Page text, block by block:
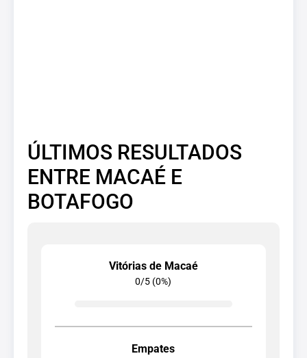
ÚLTIMOS RESULTADOS
ENTRE MACAÉ E
BOTAFOGO
Vitórias de Macaé
0/5 (0%)
Empates